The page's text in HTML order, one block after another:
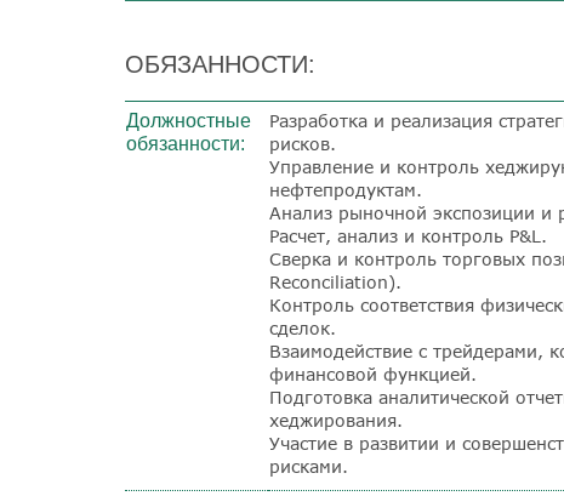
ОБЯЗАННОСТИ:
Должностные
обязанности:
Разработка и реализация
рисков.
Управление и контроль
нефтепродуктам.
Анализ рыночной экспозиции и
Расчет, анализ и контроль P&L.
Сверка и контроль торговых
Reconciliation).
Контроль соответствия
сделок.
Взаимодействие с трейдерами,
финансовой функцией.
Подготовка аналитической
хеджирования.
Участие в развитии и
рисками.